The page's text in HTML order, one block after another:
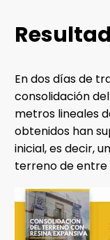
En dos días de
consolidación
metros lineales
obtenidos han
inicial, es decir,
terreno de entre